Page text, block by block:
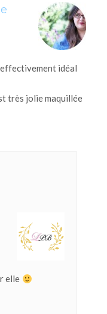
idéal
très jolie maquillée
elle